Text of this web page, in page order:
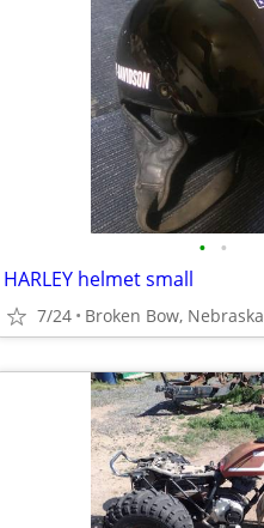
• •
HARLEY helmet small
7/24 Broken Bow, Nebraska